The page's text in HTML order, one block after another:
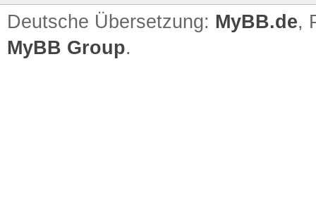
Deutsche Übersetzung: MyBB.de,
MyBB Group.